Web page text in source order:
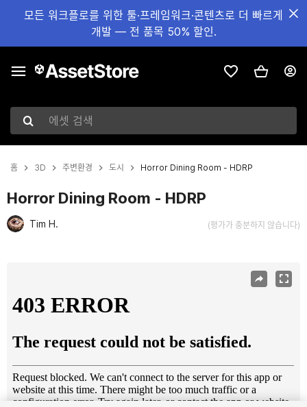
모든 워크플로를 위한 툴·프레임워크·콘텐츠로 더 빠르게
개발 — 전 품목 50% 할인.
에셋 검색
홈 3D 주변환경 도시 Horror Dining Room - HDRP
Horror Dining Room - HDRP
Tim H. (평가가 충분하지 않습니다)